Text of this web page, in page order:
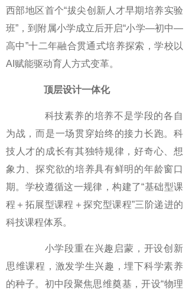
西部地区首个“拔尖创新人才早期培养实验
班”，到附属小学成立后开启“小学—初中—
高中”十二年融合贯通式培养探索，学校以
AI赋能驱动育人方式变革。
顶层设计一体化
科技素养的培养不是学段的各自
为战，而是一场贯穿始终的接力长跑。科
技人才的成长有其独特规律，好奇心、想
象力、探究欲的培养具有鲜明的年龄窗口
期。学校遵循这一规律，构建了“基础型课
程＋拓展型课程＋探究型课程”三阶递进的
科技课程体系。
小学段重在兴趣启蒙，开设创新
思维课程，激发学生兴趣，埋下科学素养
的种子。初中段聚焦思维奠基，开设“物理